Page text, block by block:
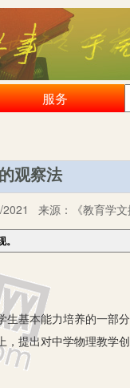
服务
观察法
来源： 《教育学
本能力培养的一部
提出对中学物理教学创